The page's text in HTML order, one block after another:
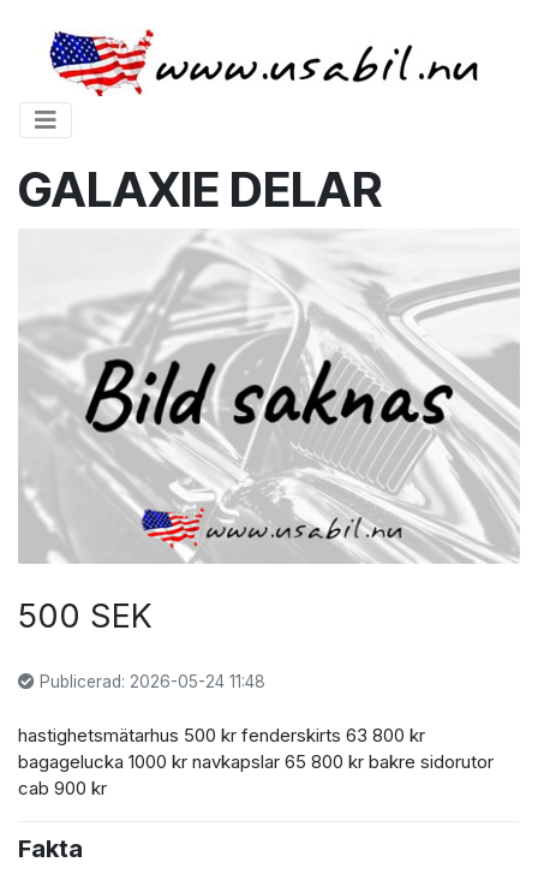
GALAXIE DELAR
500 SEK
Publicerad: 2026-05-24 11:48
hastighetsmätarhus 500 kr fenderskirts 63 800 kr
bagagelucka 1000 kr navkapslar 65 800 kr bakre sidorutor
cab 900 kr
Fakta